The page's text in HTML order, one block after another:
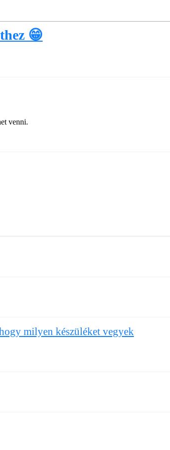
😁
venni.
milyen készüléket vegyek